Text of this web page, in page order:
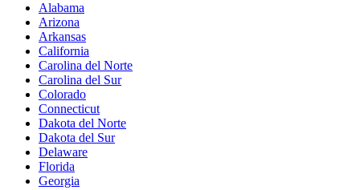
Alabama
Arizona
Arkansas
California
Carolina del Norte
Carolina del Sur
Colorado
Connecticut
Dakota del Norte
Dakota del Sur
Delaware
Florida
Georgia